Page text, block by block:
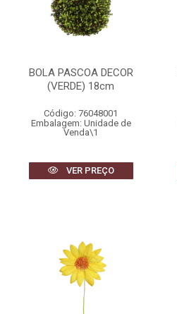
BOLA PASCOA DECOR
(VERDE) 18cm
Código: 76048001
Embalagem: Unidade de
Venda\1
VER PREÇO